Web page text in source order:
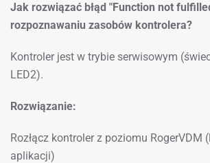
Jak rozwiązać błąd "Function not
rozpoznawaniu zasobów kontrolera?
Kontroler jest w trybie serwisowym
LED2).
Rozwiązanie:
Rozłącz kontroler z poziomu RogerVDM
aplikacji)